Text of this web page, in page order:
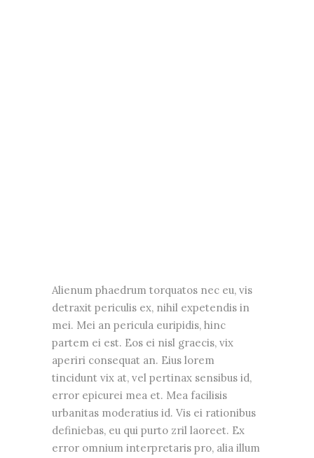
Alienum phaedrum torquatos nec eu, vis
detraxit periculis ex, nihil expetendis in
mei. Mei an pericula euripidis, hinc
partem ei est. Eos ei nisl graecis, vix
aperiri consequat an. Eius lorem
tincidunt vix at, vel pertinax sensibus id,
error epicurei mea et. Mea facilisis
urbanitas moderatius id. Vis ei rationibus
definiebas, eu qui purto zril laoreet. Ex
error omnium interpretaris pro, alia illum